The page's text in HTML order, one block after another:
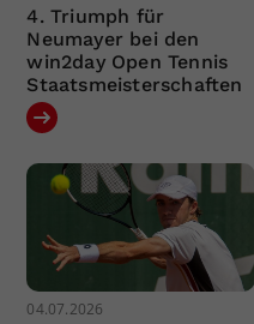
4. Triumph für
Neumayer bei den
win2day Open Tennis
Staatsmeisterschaften
04.07.2026